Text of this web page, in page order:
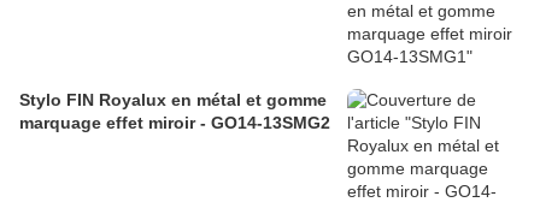
Stylo FIN Royalux en métal et gomme
marquage effet miroir - GO14-13SMG2